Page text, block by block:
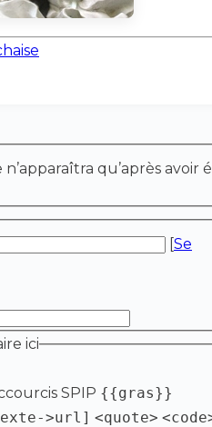
qu’après avoir
[Se
ici
SPIP {{gras}}
>url] <quote>